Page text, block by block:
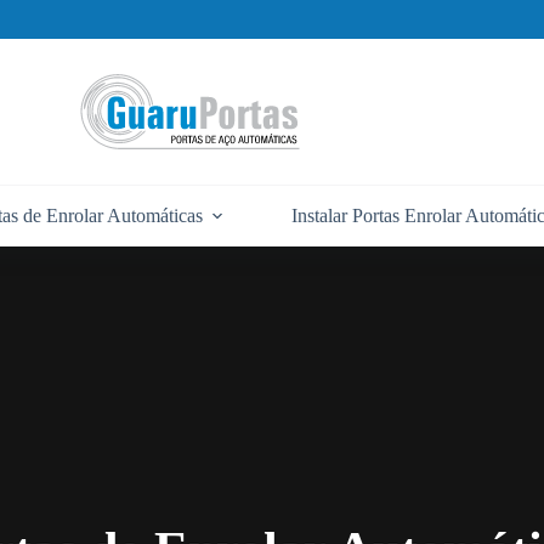
de Enrolar Automáticas Instalar Portas Enrolar